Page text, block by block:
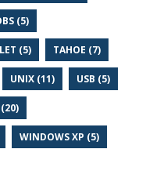
(5)
(5) TAHOE (7)
UNIX (11) USB (5)
WINDOWS XP (5)